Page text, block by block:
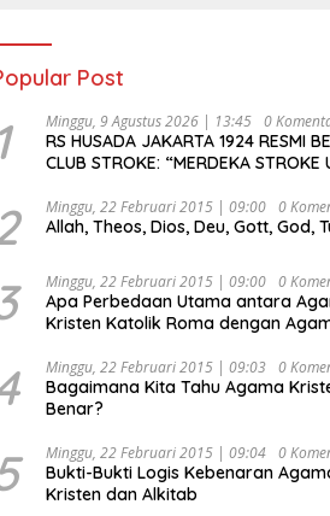
Post
1 Minggu, 9 Agustus 2026 | 13:45 0
RS HUSADA JAKARTA 1924 RESMI
CLUB STROKE: “MERDEKA STROKE
Minggu, 22 Februari 2015 | 09:00 0
Allah, Theos, Dios, Deu, Gott, God,
Minggu, 22 Februari 2015 | 09:00 0
Apa Perbedaan Utama antara
Kristen Katolik Roma dengan
Minggu, 22 Februari 2015 | 09:03 0
Bagaimana Kita Tahu Agama
Benar?
Minggu, 22 Februari 2015 | 09:04 0
Bukti-Bukti Logis Kebenaran
Kristen dan Alkitab